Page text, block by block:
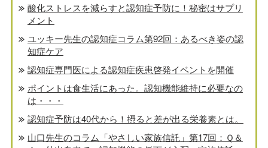
酸化ストレスを減らすと認知症予防に！秘密はサプリ
メント
ユッキー先生の認知症コラム第92回：あるべき姿の認
知症ケア
認知症専門医による認知症疾患啓発イベントを開催
ポイントは食生活にあった。認知機能維持に必要なの
は・・・
認知症予防は40代から！摂ると差が出る栄養素とは。
山口先生のコラム「やさしい家族信託」第17回：Ｑ＆